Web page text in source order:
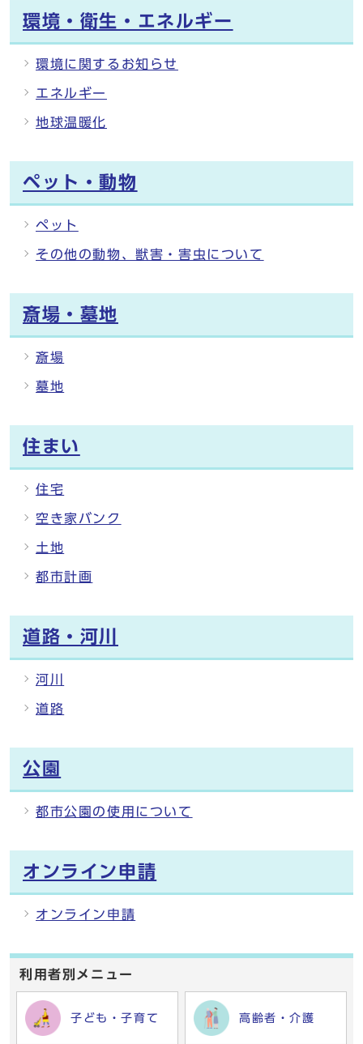
環境・衛生・エネルギー
環境に関するお知らせ
エネルギー
地球温暖化
ペット・動物
ペット
その他の動物、獣害・害虫について
斎場・墓地
斎場
墓地
住まい
住宅
空き家バンク
土地
都市計画
道路・河川
河川
道路
公園
都市公園の使用について
オンライン申請
オンライン申請
利用者別メニュー
子ども・子育て 高齢者・介護